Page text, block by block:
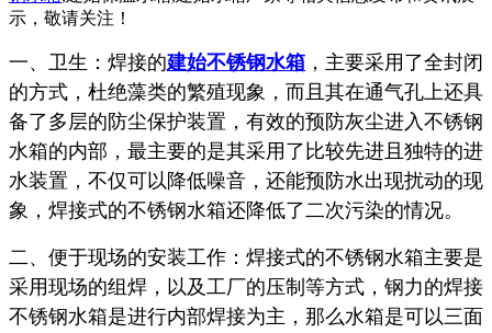
示，敬请关注！
一、卫生：焊接的建始不锈钢水箱 ，主要采用了全封闭
的方式，杜绝藻类的繁殖现象，而且其在通气孔上还具
备了多层的防尘保护装置，有效的预防灰尘进入不锈钢
水箱的内部，最主要的是其采用了比较先进且独特的进
水装置，不仅可以降低噪音，还能预防水出现扰动的现
象，焊接式的不锈钢水箱还降低了二次污染的情况。
二、便于现场的安装工作：焊接式的不锈钢水箱主要是
采用现场的组焊，以及工厂的压制等方式，钢力的焊接
不锈钢水箱是进行内部焊接为主，那么水箱是可以三面